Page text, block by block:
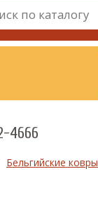
4666
Бельгийские ковры